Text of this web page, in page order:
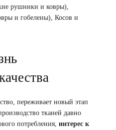
рушники и ковры),
и гобелены), Косов и
переживает новый этап
тканей давно
потребления, интерес к